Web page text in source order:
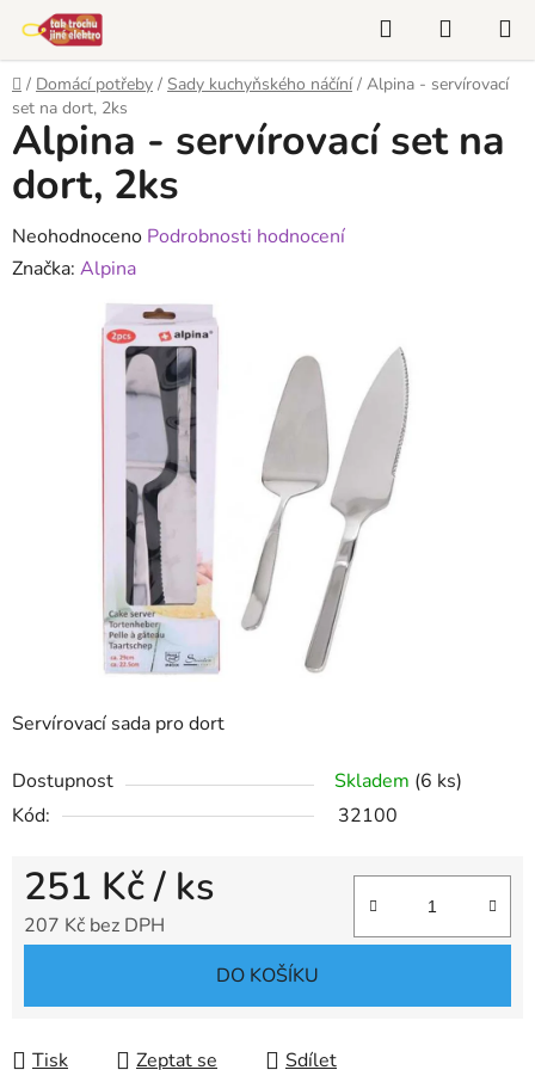
obsah
Hledat
KOŠÍK
Domů
/ Domácí potřeby / Sady kuchyňského náčíní / Alpina - servírovací
set na dort, 2ks
Servírovací sada pro dort
Dostupnost Skladem (6 ks)
Kód:
32100
251 Kč/ ks
207 Kč bez DPH
DO KOŠÍKU
Tisk Zeptat se Sdílet
Alpina - servírovací set na
dort, 2ks
Průměrné
hodnocení
Neohodnoceno Podrobnosti hodnocení
Značka: Alpina